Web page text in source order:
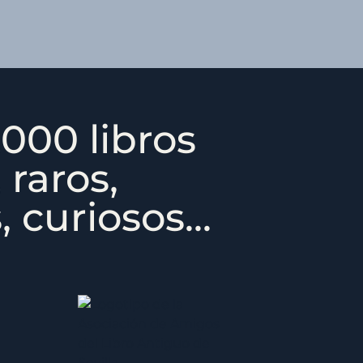
libros
curiosos...